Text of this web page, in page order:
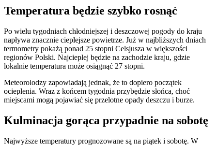
Temperatura będzie szybko rosnąć
Po wielu tygodniach chłodniejszej i deszczowej pogody do kraju
napływa znacznie cieplejsze powietrze. Już w najbliższych dniach
termometry pokażą ponad 25 stopni Celsjusza w większości
regionów Polski. Najcieplej będzie na zachodzie kraju, gdzie
lokalnie temperatura może osiągnąć 27 stopni.
Meteorolodzy zapowiadają jednak, że to dopiero początek
ocieplenia. Wraz z końcem tygodnia przybędzie słońca, choć
miejscami mogą pojawiać się przelotne opady deszczu i burze.
Kulminacja gorąca przypadnie na sobotę
Najwyższe temperatury prognozowane są na piątek i sobotę. W